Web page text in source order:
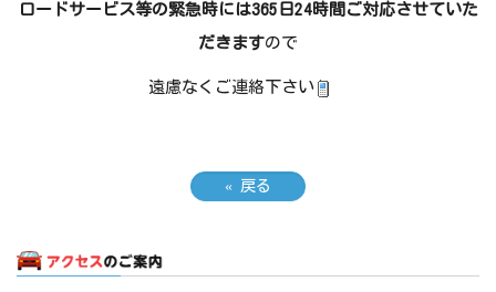
ロードサービス等の緊急時には365日24時間ご対応させていた
だきますので
遠慮なくご連絡下さい
« 戻る